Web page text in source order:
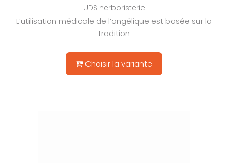
UDS herboristerie
L’utilisation médicale de l’angélique est basée sur la
tradition
Choisir la variante